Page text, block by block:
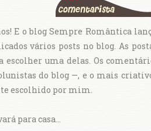
E o blog Sempre Romântica
vários posts no blog. As
uma delas. Os
do blog —, e o mais
escolhido por mim.
para casa...